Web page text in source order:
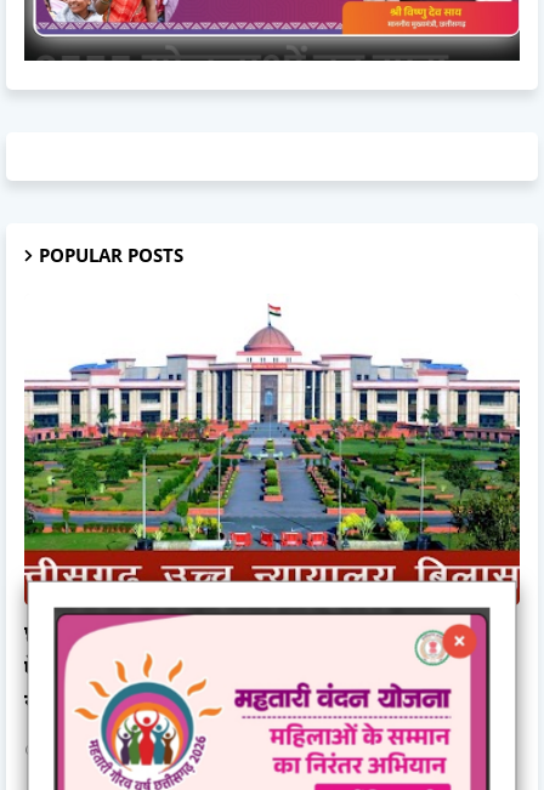
POPULAR POSTS
छत्तीसगढ़ उच्च न्यायालय में लंबित प्रकरणों में आई
ऐतिहासिक कमी,मुख्य न्यायधीश रमेश सिन्हा के नेतृत्व में
न्यायिक दक्षता को मिली नई दिशा
December 31, 2025